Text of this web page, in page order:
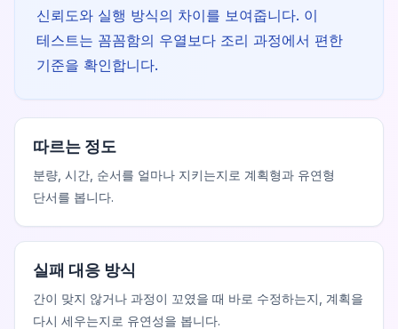
신뢰도와 실행 방식의 차이를 보여줍니다. 이
테스트는 꼼꼼함의 우열보다 조리 과정에서 편한
기준을 확인합니다.
따르는 정도
분량, 시간, 순서를 얼마나 지키는지로 계획형과 유연형
단서를 봅니다.
실패 대응 방식
간이 맞지 않거나 과정이 꼬였을 때 바로 수정하는지, 계획을
다시 세우는지로 유연성을 봅니다.